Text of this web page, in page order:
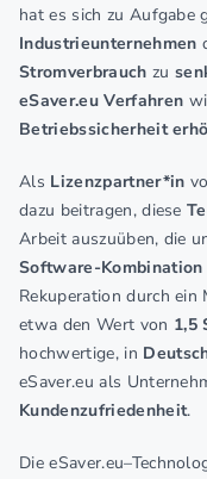
hat es sich zu Aufgabe
Industrieunternehmen
Stromverbrauch zu
eSaver.eu Verfahren
Betriebssicherheit
Als Lizenzpartner*in
dazu beitragen, diese
Arbeit auszuüben, die
Software-Kombination
Rekuperation durch
etwa den Wert von 1,5
hochwertige, in
eSaver.eu als
Kundenzufriedenheit.
Die